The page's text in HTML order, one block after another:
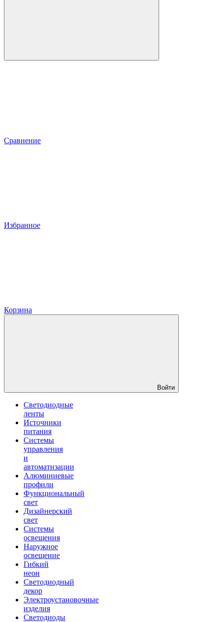
Сравнение
Избранное
Корзина
Войти
Светодиодные
ленты
Источники
питания
Системы
управления
и
автоматизации
Алюминиевые
профили
Функциональный
свет
Дизайнерский
свет
Системы
освещения
Наружное
освещение
Гибкий
неон
Светодиодный
декор
Электроустановочные
изделия
Светодиоды